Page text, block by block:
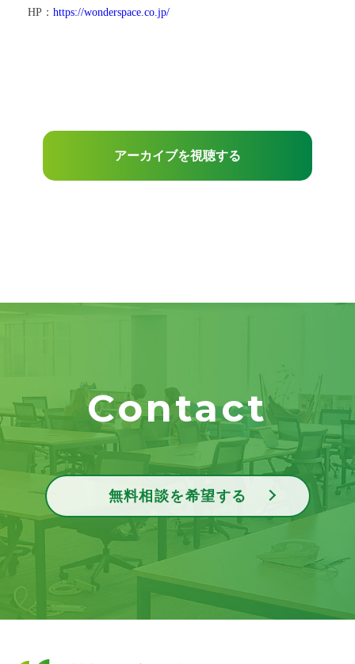
HP： https://wonderspace.co.jp/
アーカイブを視聴する
Contact
無料相談を希望する